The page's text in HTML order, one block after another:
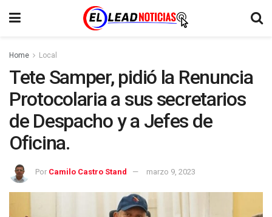
Home Local
Tete Samper, pidió la Renuncia
Protocolaria a sus secretarios
de Despacho y a Jefes de
Oficina.
Por Camilo Castro Stand marzo 9, 2023